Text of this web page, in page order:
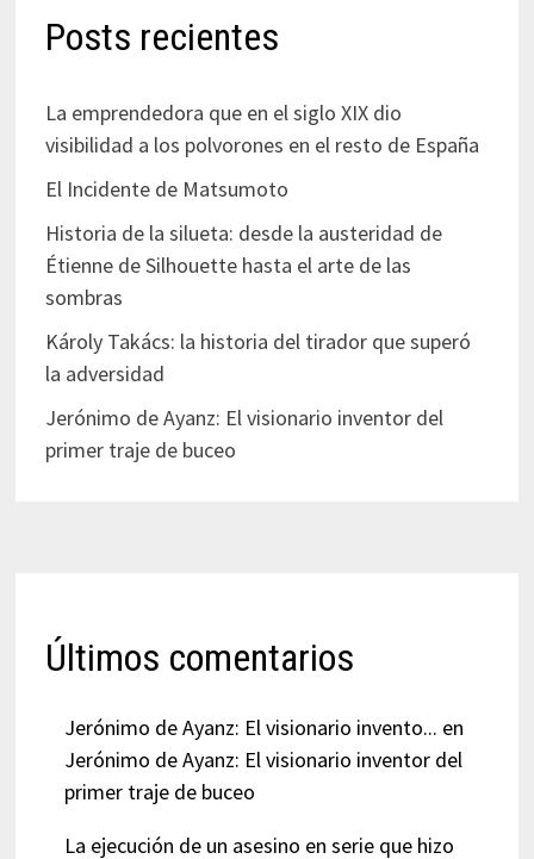
Posts recientes
La emprendedora que en el siglo XIX dio
visibilidad a los polvorones en el resto de España
El Incidente de Matsumoto
Historia de la silueta: desde la austeridad de
Étienne de Silhouette hasta el arte de las
sombras
Károly Takács: la historia del tirador que superó
la adversidad
Jerónimo de Ayanz: El visionario inventor del
primer traje de buceo
Últimos comentarios
Jerónimo de Ayanz: El visionario invento... en
Jerónimo de Ayanz: El visionario inventor del
primer traje de buceo
La ejecución de un asesino en serie que hizo